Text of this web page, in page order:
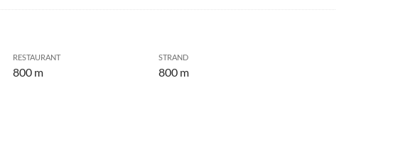
RESTAURANT
800 m
STRAND
800 m